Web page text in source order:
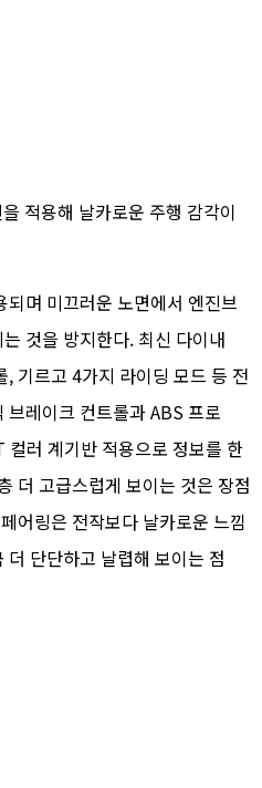
적용해 날카로운 주행 감각이
며 미끄러운 노면에서 엔진브
것을 방지한다. 최신 다이내
기르고 4가지 라이딩 모드 등 전
레이크 컨트롤과 ABS 프로
러 계기반 적용으로 정보를 한
더 고급스럽게 보이는 것은 장점
어링은 전작보다 날카로운 느낌
단단하고 날렵해 보이는 점